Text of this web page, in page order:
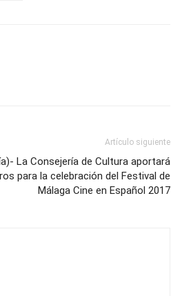
Artículo siguiente
La Consejería de Cultura aportará
para la celebración del Festival de
Málaga Cine en Español 2017